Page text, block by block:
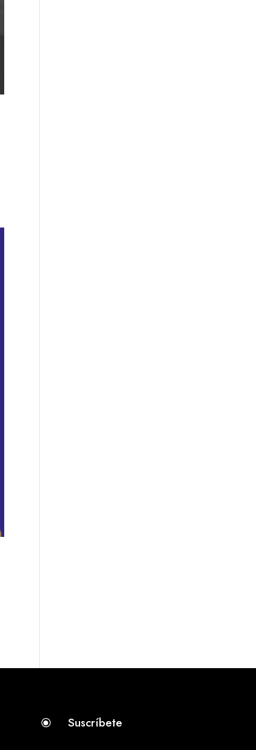
\ Suscríbete